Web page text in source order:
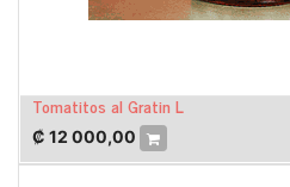
Tomatitos al Gratin L
₡ 12 000,00